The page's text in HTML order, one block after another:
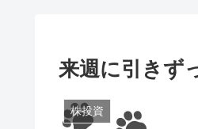
来週に引きず
株投資